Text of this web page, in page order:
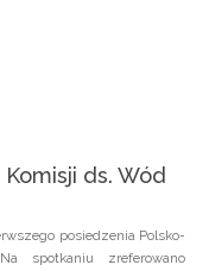
ds. Wód
posiedzenia Polsko-
spotkaniu zreferowano